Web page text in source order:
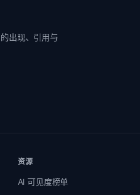
出现、引用与
资源
AI 可见度榜单